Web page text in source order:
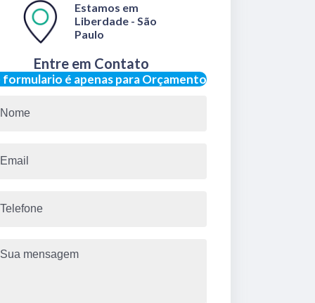
formulario é apenas para Orçamento
Entre em Contato
Estamos em
Liberdade - São
Paulo